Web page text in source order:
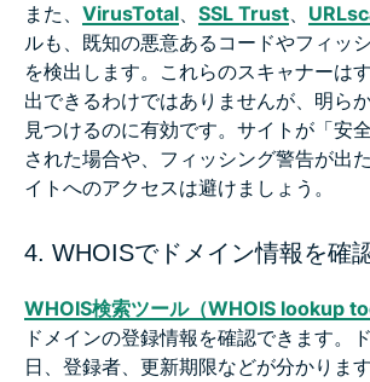
また、 VirusTotal、 SSL Trust、
ルも、既知の悪意あるコードやフィッ
を検出します。これらのスキャナーは
出できるわけではありませんが、明ら
見つけるのに有効です。サイトが「安
された場合や、フィッシング警告が出
イトへのアクセスは避けましょう。
4. WHOISでドメイン情報を確
WHOIS検索ツール（WHOIS lookup
ドメインの登録情報を確認できます。
日、登録者、更新期限などが分かりま